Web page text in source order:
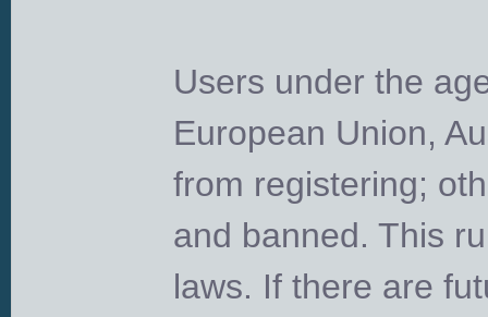
‌Users under the
European Union,
from registering;
and banned.‌ This
laws. If there are